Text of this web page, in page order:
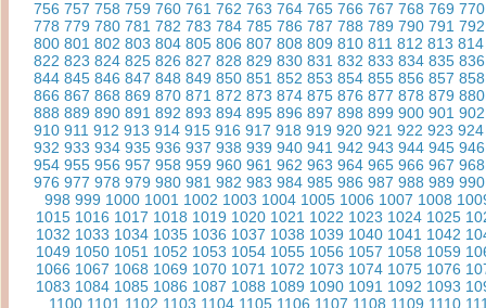
756 757 758 759 760 761 762 763 764 765 766 767 768 769 770
778 779 780 781 782 783 784 785 786 787 788 789 790 791 792
800 801 802 803 804 805 806 807 808 809 810 811 812 813 814
822 823 824 825 826 827 828 829 830 831 832 833 834 835 836
844 845 846 847 848 849 850 851 852 853 854 855 856 857 858
866 867 868 869 870 871 872 873 874 875 876 877 878 879 880
888 889 890 891 892 893 894 895 896 897 898 899 900 901 902
910 911 912 913 914 915 916 917 918 919 920 921 922 923 924
932 933 934 935 936 937 938 939 940 941 942 943 944 945 946
954 955 956 957 958 959 960 961 962 963 964 965 966 967 968
976 977 978 979 980 981 982 983 984 985 986 987 988 989 990
998 999 1000 1001 1002 1003 1004 1005 1006 1007 1008
1015 1016 1017 1018 1019 1020 1021 1022 1023 1024 1025
1032 1033 1034 1035 1036 1037 1038 1039 1040 1041 1042
1049 1050 1051 1052 1053 1054 1055 1056 1057 1058 1059
1066 1067 1068 1069 1070 1071 1072 1073 1074 1075 1076
1083 1084 1085 1086 1087 1088 1089 1090 1091 1092 1093
1100 1101 1102 1103 1104 1105 1106 1107 1108 1109 1110